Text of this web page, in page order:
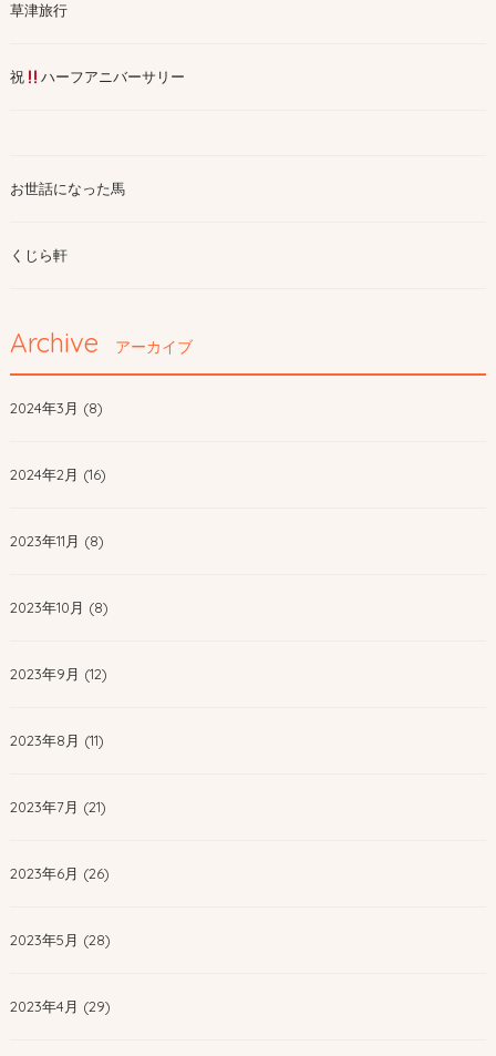
草津旅行
祝 ハーフアニバーサリー
お世話になった馬
くじら軒
Archive アーカイブ
2024年3月 (8)
2024年2月 (16)
2023年11月 (8)
2023年10月 (8)
2023年9月 (12)
2023年8月 (11)
2023年7月 (21)
2023年6月 (26)
2023年5月 (28)
2023年4月 (29)